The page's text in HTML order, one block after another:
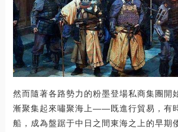
然而隨著各路勢力的粉墨登場私商集團開
漸聚集起來嘯聚海上——既進行貿易，有
船，成為盤踞于中日之間東海之上的早期